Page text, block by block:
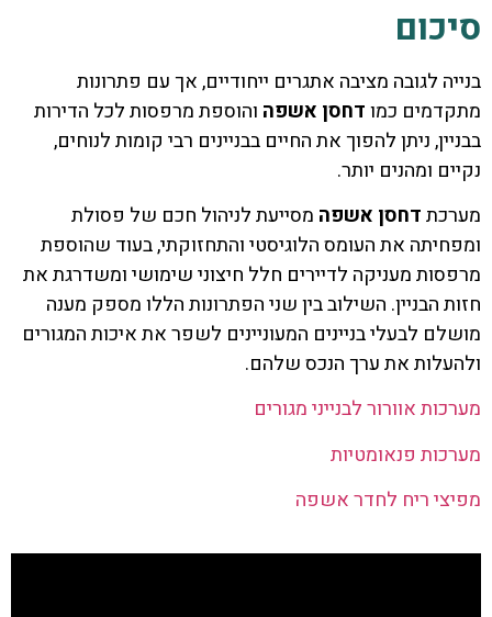
סיכום
בנייה לגובה מציבה אתגרים ייחודיים, אך עם פתרונות
מתקדמים כמודחסן אשפה והוספת מרפסות לכל הדירות
בבניין, ניתן להפוך את החיים בבניינים רבי קומות לנוחים,
נקיים ומהנים יותר.
מערכתדחסן אשפה מסייעת לניהול חכם של פסולת
ומפחיתה את העומס הלוגיסטי והתחזוקתי, בעוד שהוספת
מרפסות מעניקה לדיירים חלל חיצוני שימושי ומשדרגת את
חזות הבניין. השילוב בין שני הפתרונות הללו מספק מענה
מושלם לבעלי בניינים המעוניינים לשפר את איכות המגורים
ולהעלות את ערך הנכס שלהם.
מערכות אוורור לבנייני מגורים
מערכות פנאומטיות
מפיצי ריח לחדר אשפה